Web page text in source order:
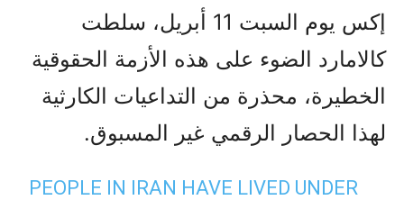
إكس يوم السبت 11 أبريل، سلطت
كالامارد الضوء على هذه الأزمة الحقوقية
الخطيرة، محذرة من التداعيات الكارثية
لهذا الحصار الرقمي غير المسبوق.
PEOPLE IN IRAN HAVE LIVED UNDER